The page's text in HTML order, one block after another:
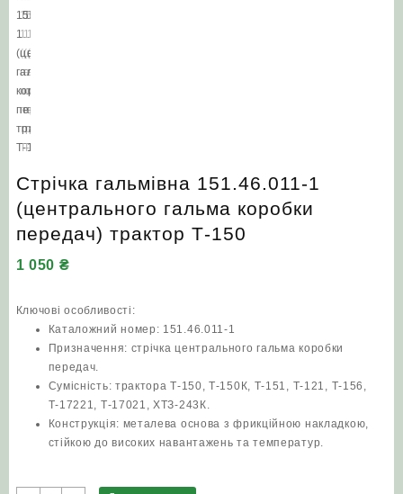
Стрічка гальмівна 151.46.011-1
(центрального гальма коробки
передач) трактор Т-150
1 050 ₴
Ключові особливості:
Каталожний номер: 151.46.011-1
Призначення: стрічка центрального гальма коробки
передач.
Сумісність: трактора Т-150, Т-150К, Т-151, Т-121, Т-156,
Т-17221, Т-17021, ХТЗ-243К.
Конструкція: металева основа з фрикційною накладкою,
стійкою до високих навантажень та температур.